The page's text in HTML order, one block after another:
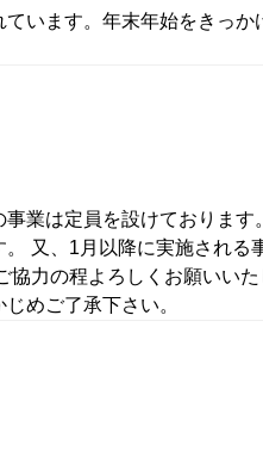
います。年末年始をきっか
業は定員を設けております
又、1月以降に実施される
力の程よろしくお願いいた
めご了承下さい。